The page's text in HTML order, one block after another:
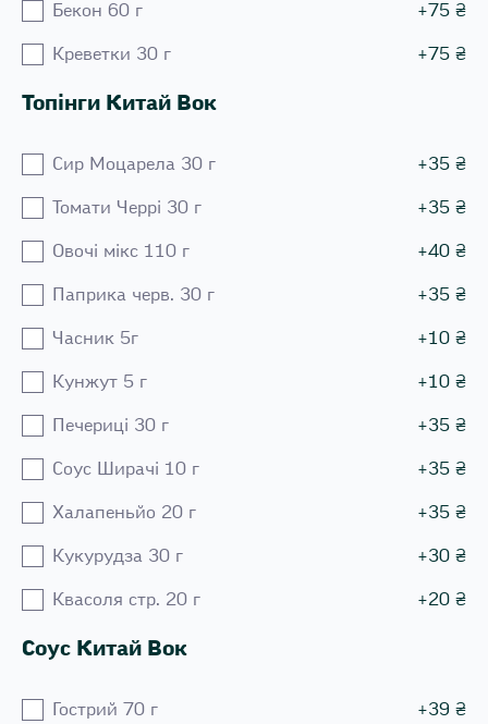
Бекон 60 г +75 ₴
Креветки 30 г +75 ₴
Топінги Китай Вок
Сир Моцарела 30 г +35 ₴
Томати Черрі 30 г +35 ₴
Овочі мікс 110 г +40 ₴
Паприка черв. 30 г +35 ₴
Часник 5г +10 ₴
Кунжут 5 г +10 ₴
Печериці 30 г +35 ₴
Соус Ширачі 10 г +35 ₴
Халапеньйо 20 г +35 ₴
Кукурудза 30 г +30 ₴
Квасоля стр. 20 г +20 ₴
Соус Китай Вок
Гострий 70 г +39 ₴